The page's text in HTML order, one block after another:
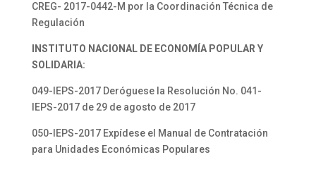
CREG- 2017-0442-M por la Coordinación Técnica de
Regulación
INSTITUTO NACIONAL DE ECONOMÍA POPULAR Y
SOLIDARIA:
049-IEPS-2017 Deróguese la Resolución No. 041-
IEPS-2017 de 29 de agosto de 2017
050-IEPS-2017 Expídese el Manual de Contratación
para Unidades Económicas Populares